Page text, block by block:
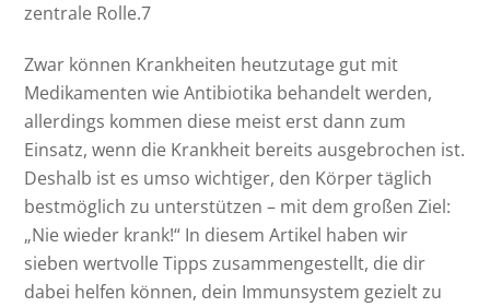
zentrale Rolle.7
Zwar können Krankheiten heutzutage gut mit
Medikamenten wie Antibiotika behandelt werden,
allerdings kommen diese meist erst dann zum
Einsatz, wenn die Krankheit bereits ausgebrochen ist.
Deshalb ist es umso wichtiger, den Körper täglich
bestmöglich zu unterstützen – mit dem großen Ziel:
„Nie wieder krank!“ In diesem Artikel haben wir
sieben wertvolle Tipps zusammengestellt, die dir
dabei helfen können, dein Immunsystem gezielt zu